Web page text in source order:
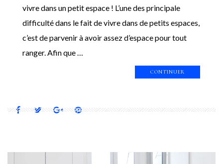
vivre dans un petit espace ! L’une des principale
difficulté dans le fait de vivre dans de petits espaces,
c’est de parvenir à avoir assez d’espace pour tout
ranger. Afin que …
CONTINUER